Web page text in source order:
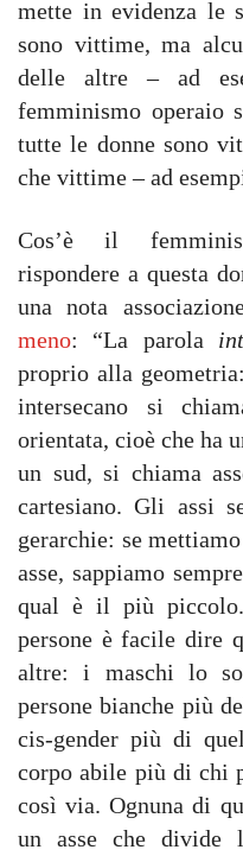
mette in evidenza le
sono vittime, ma
delle altre – ad
femminismo operaio
tutte le donne sono
che vittime – ad
Cos’è il
rispondere a questa
una nota
meno: “La parola
proprio alla
intersecano si
orientata, cioè che ha
un sud, si chiama
cartesiano. Gli assi
gerarchie: se
asse, sappiamo
qual è il più
persone è facile dire
altre: i maschi lo
persone bianche più
cis-gender più di
corpo abile più di chi
così via. Ognuna di
un asse che divide